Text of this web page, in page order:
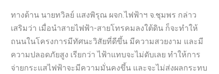
ทางด้าน นายทวิลย์ แสงพิรุณ ผจก.ไฟฟ้าฯ จ.ชุมพร กล่าว
เสริมว่า เมื่อนำสายไฟฟ้า-สายโทรคมลงใต้ดิน ก็จะทำให้
ถนนในโครงการมีทัศนะวิสัยที่ดีขึ้น มีความสวยงาม และมี
ความปลอดภัยสูง เรียกว่า ไฟ้าแทบจะไม่ดับเลย ทำให้การ
จ่ายกระแสไฟฟ้าจะมีความมั่นคงขึ้น และจะไม่ส่งผลกระทบ